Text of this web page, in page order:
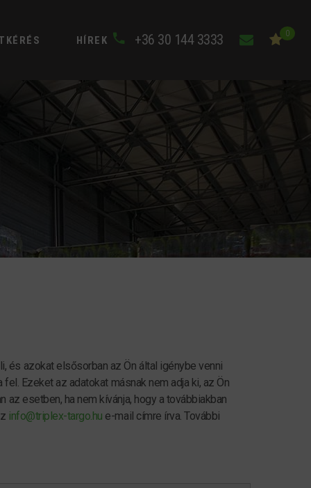
HÍREK +36 30 144 3333 0
és azokat elsősorban az Ön által igénybe venni
Ezeket az adatokat másnak nem adja ki, az Ön
esetben, ha nem kívánja, hogy a továbbiakban
info@triplex-targo.hu e-mail címre írva. További